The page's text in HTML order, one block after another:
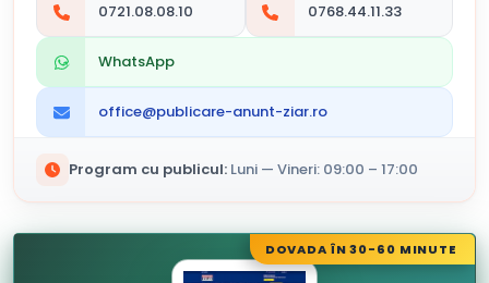
0721.08.08.10 0768.44.11.33
WhatsApp
office@publicare-anunt-ziar.ro
Program cu publicul: Luni — Vineri: 09:00 – 17:00
DOVADA ÎN 30-60 MINUTE